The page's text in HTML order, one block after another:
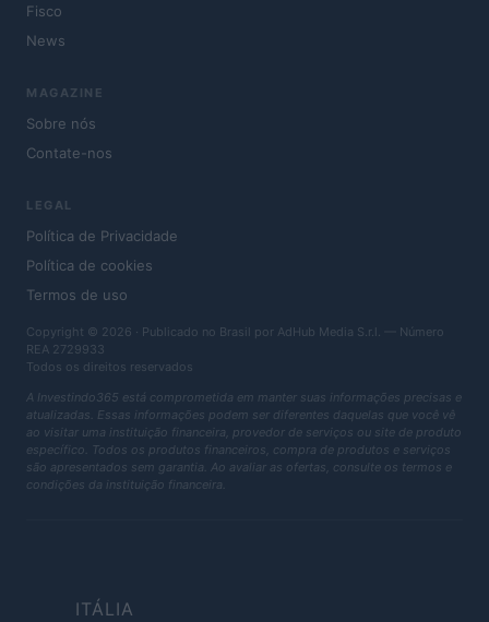
Fisco
News
MAGAZINE
Sobre nós
Contate-nos
LEGAL
Política de Privacidade
Política de cookies
Termos de uso
Copyright © 2026 · Publicado no Brasil por AdHub Media S.r.l. — Número
REA 2729933
Todos os direitos reservados
A Investindo365 está comprometida em manter suas informações precisas e
atualizadas. Essas informações podem ser diferentes daquelas que você vê
ao visitar uma instituição financeira, provedor de serviços ou site de produto
específico. Todos os produtos financeiros, compra de produtos e serviços
são apresentados sem garantia. Ao avaliar as ofertas, consulte os termos e
condições da instituição financeira.
ITÁLIA